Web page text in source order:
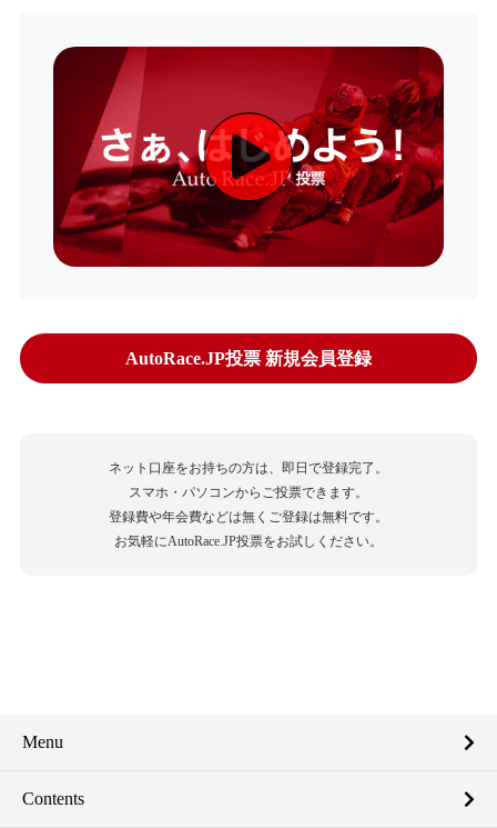
AutoRace.JP投票 新規会員登録
ネット口座をお持ちの方は、即日で登録完了。
スマホ・パソコンからご投票できます。
登録費や年会費などは無くご登録は無料です。
お気軽にAutoRace.JP投票をお試しください。
Menu
Contents